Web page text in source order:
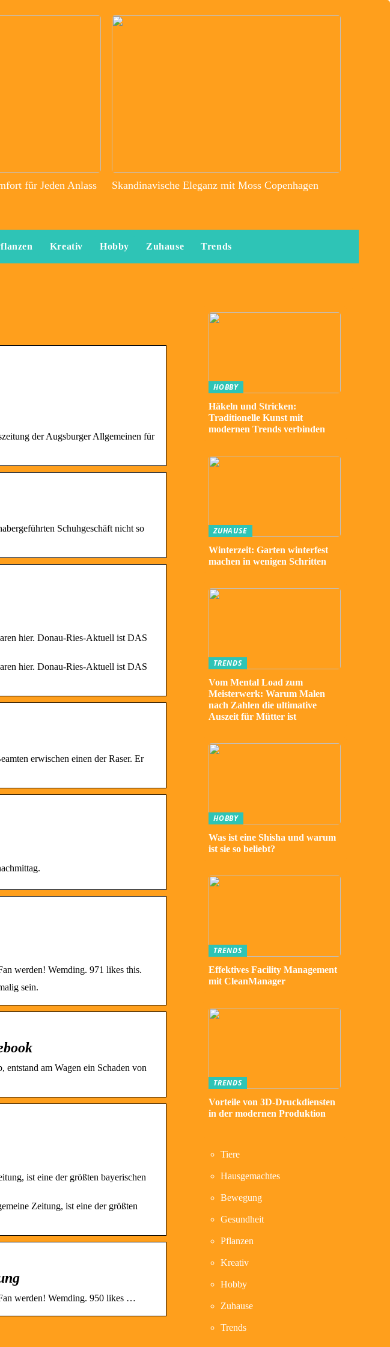
für Jeden Anlass Skandinavische Eleganz mit Moss Copenhagen
Kreativ Hobby Zuhause Trends
der Augsburger Allgemeinen für
Schuhgeschäft nicht so
hier. Donau-Ries-Aktuell ist DAS
hier. Donau-Ries-Aktuell ist DAS
erwischen einen der Raser. Er
werden! Wemding. 971 likes this.
sein.
am Wagen ein Schaden von
ist eine der größten bayerischen
Zeitung, ist eine der größten
werden! Wemding. 950 likes …
HOBBY
Häkeln und Stricken:
Traditionelle Kunst mit
modernen Trends verbinden
ZUHAUSE
Winterzeit: Garten winterfest
machen in wenigen Schritten
TRENDS
Vom Mental Load zum
Meisterwerk: Warum Malen
nach Zahlen die ultimative
Auszeit für Mütter ist
HOBBY
Was ist eine Shisha und warum
ist sie so beliebt?
TRENDS
Effektives Facility Management
mit CleanManager
TRENDS
Vorteile von 3D-Druckdiensten
in der modernen Produktion
Tiere
Hausgemachtes
Bewegung
Gesundheit
Pflanzen
Kreativ
Hobby
Zuhause
Trends